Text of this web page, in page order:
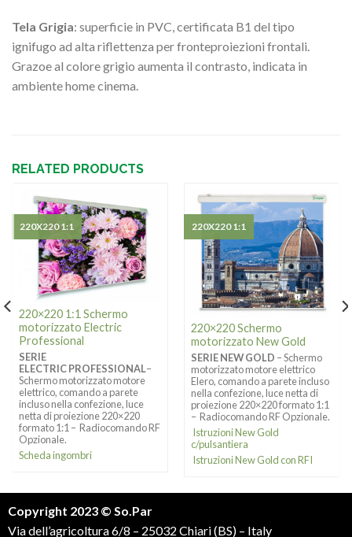
Tela Grigia: superficie in PVC, certificata B1 del tipo
ignifugo ad alta riflettenza per fronteproiezioni frontali.
Grazoe al colore grigio aumenta il contrasto, indicata in
ambiente home cinema.
RELATED PRODUCTS
220×220 1:1 Schermo
motorizzato Electric
Professional
SERIE
ELECTRIC PROFESSIONAL–
Schermo motorizzato motore
elettrico, comando a parete
incluso nella confezione, luce
netta di proiezione 220×220
formato 1:1 – Radiocomando RF
Opzionale.
Scheda ingombri
220X220 1:1
220×220 Schermo
motorizzato New Gold
SERIE NEW GOLD – Schermo
motorizzato motore elettrico
Elero, comando a parete incluso
nella confezione, luce netta di
proiezione 220×220 formato 1:1
– Radiocomando RF Opzionale.
Istruzioni New Gold
c/pulsantiera
Istruzioni New Gold con RFI
220X220 1:1
Copyright 2023 © So.Par
Via dell’agricoltura 6/8 – 25032 Chiari (BS) – Italy